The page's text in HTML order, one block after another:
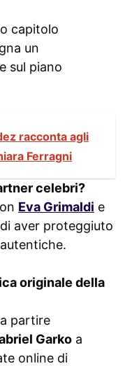
capitolo
un
sul piano
racconta agli
Ferragni
celebri?
Eva Grimaldi e
aver proteggiuto
originale della
partire
Garko a
online di